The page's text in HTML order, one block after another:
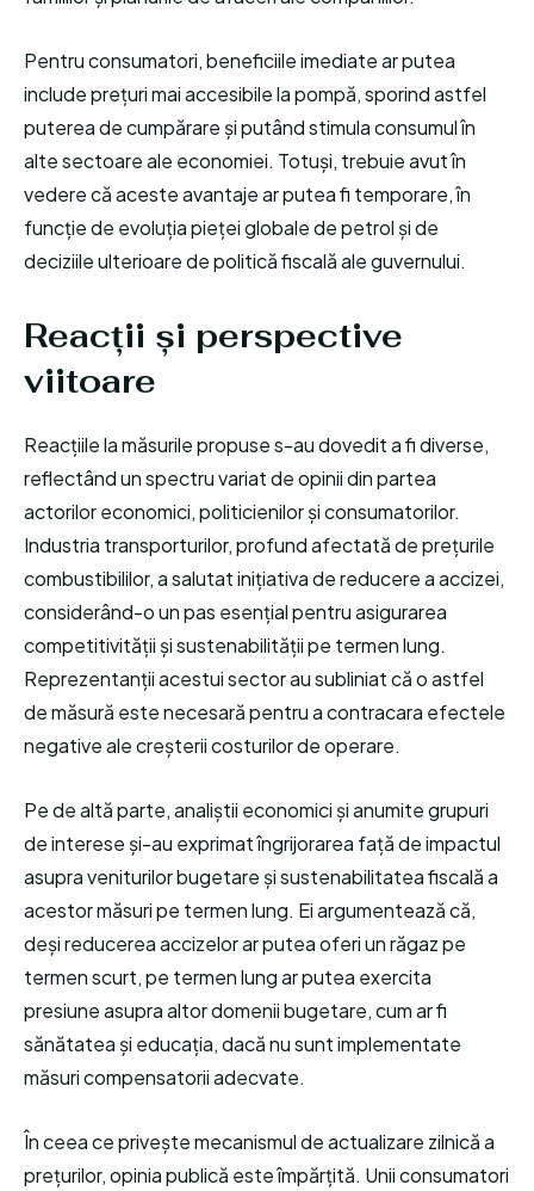
Pentru consumatori, beneficiile imediate ar putea
include prețuri mai accesibile la pompă, sporind astfel
puterea de cumpărare și putând stimula consumul în
alte sectoare ale economiei. Totuși, trebuie avut în
vedere că aceste avantaje ar putea fi temporare, în
funcție de evoluția pieței globale de petrol și de
deciziile ulterioare de politică fiscală ale guvernului.
Reacții și perspective
viitoare
Reacțiile la măsurile propuse s-au dovedit a fi diverse,
reflectând un spectru variat de opinii din partea
actorilor economici, politicienilor și consumatorilor.
Industria transporturilor, profund afectată de prețurile
combustibililor, a salutat inițiativa de reducere a accizei,
considerând-o un pas esențial pentru asigurarea
competitivității și sustenabilității pe termen lung.
Reprezentanții acestui sector au subliniat că o astfel
de măsură este necesară pentru a contracara efectele
negative ale creșterii costurilor de operare.
Pe de altă parte, analiștii economici și anumite grupuri
de interese și-au exprimat îngrijorarea față de impactul
asupra veniturilor bugetare și sustenabilitatea fiscală a
acestor măsuri pe termen lung. Ei argumentează că,
deși reducerea accizelor ar putea oferi un răgaz pe
termen scurt, pe termen lung ar putea exercita
presiune asupra altor domenii bugetare, cum ar fi
sănătatea și educația, dacă nu sunt implementate
măsuri compensatorii adecvate.
În ceea ce privește mecanismul de actualizare zilnică a
prețurilor, opinia publică este împărțită. Unii consumatori